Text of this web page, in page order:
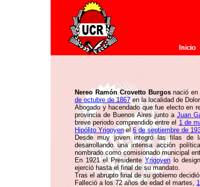
Nereo Ramón Crovetto Burgosnació en
de octubre de 1867en la localidad de
Abogado y hacendado que fue electo en
provincia de Buenos Aires junto a Juan
breve periodo comprendido entre el 1 de
Hipólito Yrigoyenel6 de septiembre de
Desde muy joven integró las filas de
desarrollando una intensa acción
nombrado como comisionado municipal
En 1921 el Presidente Yrigoyen lo
ejerció hasta el final de su mandato.
Tras el abrupto final de su gobierno
Falleció a los 72 años de edad el martes,